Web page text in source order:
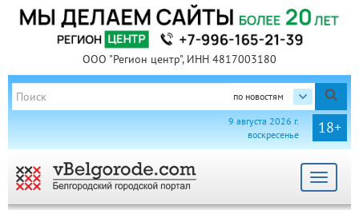
ООО "Регион центр", ИНН 4817003180
по новостям
18+
9 августа 2026 г.
воскресенье
Toggle